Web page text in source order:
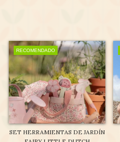
RECOMENDADO
SET HERRAMIENTAS DE JARDÍN